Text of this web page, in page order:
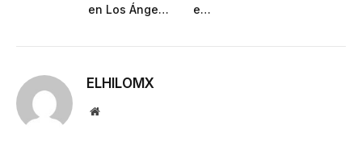
en Los Ánge…
e…
ELHILOMX
Website